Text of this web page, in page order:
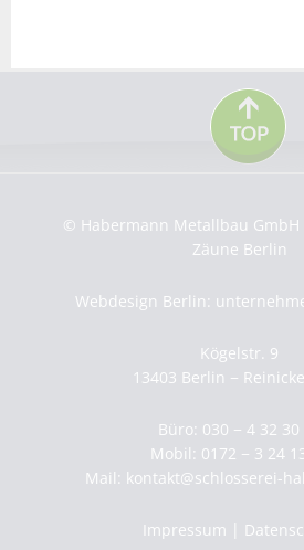
© Habermann Metallbau GmbH
Zäune Berlin
Webdesign Berlin:
Kögelstr. 9
13403 Berlin −
Büro: 030 − 4 32 30
Mobil: 0172 − 3 24
Mail: kontakt@schlosserei-
Impressum